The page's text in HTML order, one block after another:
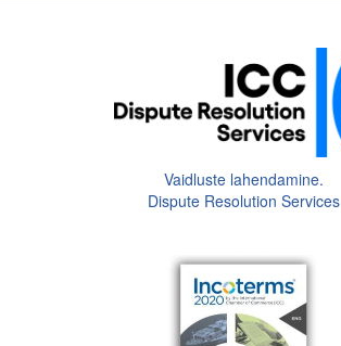
Juhendid ja väljaanded
Vaidluste lahendamine.
Dispute Resolution Services